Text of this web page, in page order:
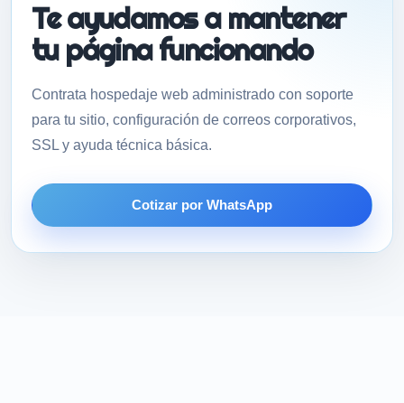
Te ayudamos a mantener
tu página funcionando
Contrata hospedaje web administrado con soporte
para tu sitio, configuración de correos corporativos,
SSL y ayuda técnica básica.
Cotizar por WhatsApp